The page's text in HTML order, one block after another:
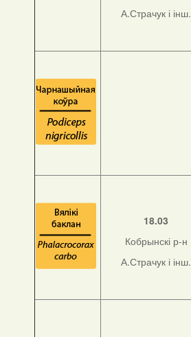
А.Страчук і інш.
18.03
Кобрынскі р-н
А.Страчук і інш.